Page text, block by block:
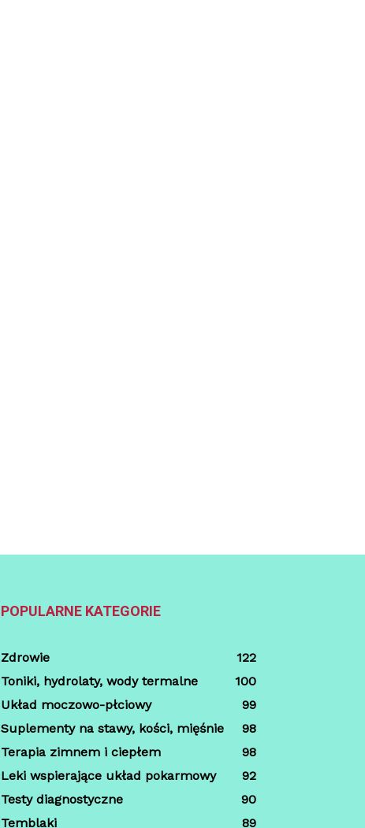
POPULARNE KATEGORIE
Zdrowie
122
Toniki, hydrolaty, wody termalne
100
Układ moczowo-płciowy
99
Suplementy na stawy, kości, mięśnie
98
Terapia zimnem i ciepłem
98
Leki wspierające układ pokarmowy
92
Testy diagnostyczne
90
Temblaki
89